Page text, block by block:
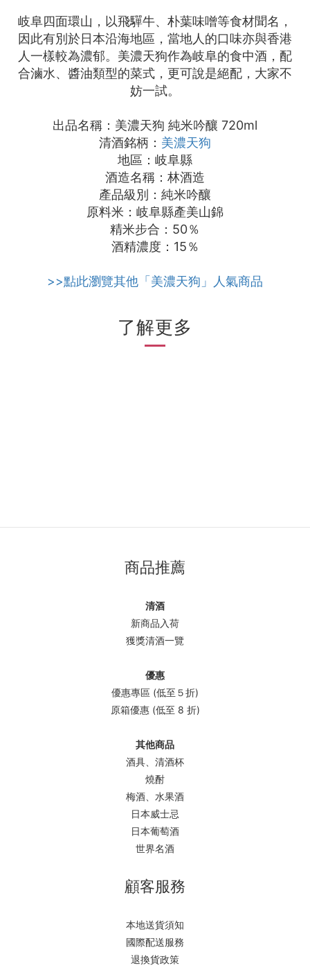
岐阜四面環山，以飛驒牛、朴葉味噌等食材聞名，
因此有別於日本沿海地區，當地人的口味亦與香港
人一樣較為濃郁。美濃天狗作為岐阜的食中酒，配
合滷水、醬油類型的菜式，更可說是絕配，大家不
妨一試。
出品名稱：美濃天狗 純米吟釀 720ml
清酒銘柄： 美濃天狗
地區：岐阜縣
酒造名稱：林酒造
產品級別：純米吟釀
原料米：岐阜縣產美山錦
精米步合：50％
酒精濃度：15％
>>點此瀏覽其他「美濃天狗」人氣商品
了解更多
商品推薦
清酒
新商品入荷
獲獎清酒一覽
優惠
優惠專區 (低至５折)
原箱優惠 (低至 8 折)
其他商品
酒具、清酒杯
燒酎
梅酒、水果酒
日本威士忌
日本葡萄酒
世界名酒
顧客服務
本地送貨須知
國際配送服務
退換貨政策